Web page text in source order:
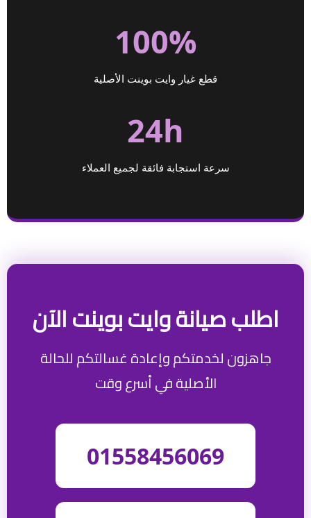
100%
قطع غيار وايت بوينت الأصلية
24h
سرعة استجابة فائقة لجميع العملاء
اطلب صيانة وايت بوينت الآن
جاهزون لخدمتكم وإعادة غسالتكم للحالة
الأصلية في أسرع وقت
01558456069